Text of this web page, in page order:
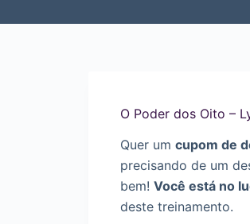
O Poder dos Oito –
Quer um cupom de
precisando de um
bem! Você está no
deste treinamento.